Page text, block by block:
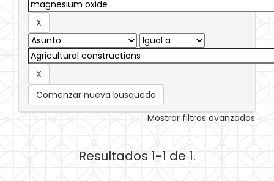
Comenzar nueva busqueda
Mostrar filtros avanzados
Resultados 1-1 de 1.